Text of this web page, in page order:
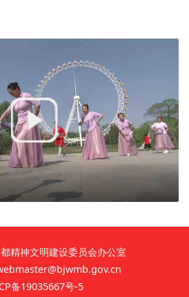
精神文明建设委员会办公室
备19035667号-5